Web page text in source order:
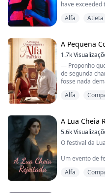
have
here: https://
ErrorCode: 429
Content:
Alfa Atleta
A Pequena
1.7k
— Proponho
de segunda
fosse nada
Não consigo
desculpas —
— Mas como
moeda de
Alfa
A Lua Cheia
5.6k
O festival da
Um evento de
Alpha Jasper,
Alfa